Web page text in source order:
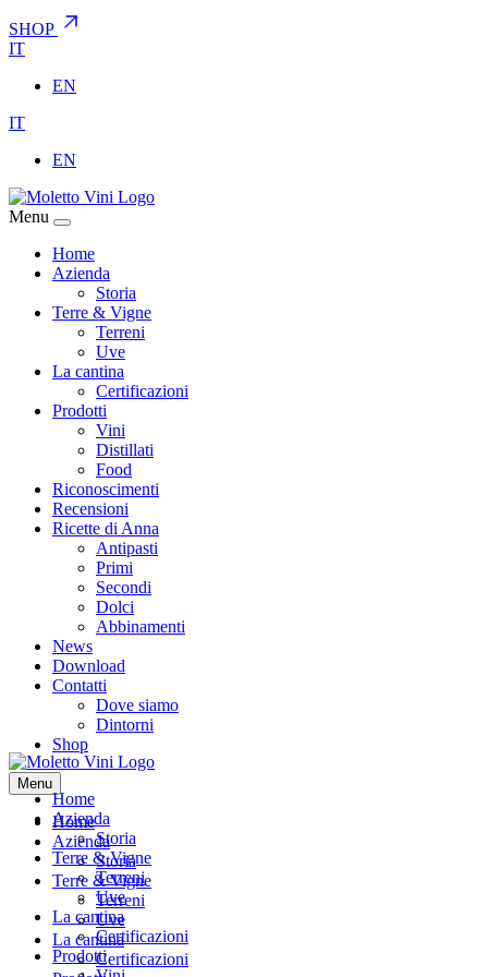
SHOP
IT
EN
IT
EN
Menu
Home
Azienda
Storia
Terre & Vigne
Terreni
Uve
La cantina
Certificazioni
Prodotti
Vini
Distillati
Food
Riconoscimenti
Recensioni
Ricette di Anna
Antipasti
Primi
Secondi
Dolci
Abbinamenti
News
Download
Contatti
Dove siamo
Dintorni
Shop
Menu
Home
Azienda
Storia
Terre & Vigne
Terreni
Uve
La cantina
Certificazioni
Home
Azienda
Storia
Terre & Vigne
Terreni
Uve
La cantina
Certificazioni
Prodotti